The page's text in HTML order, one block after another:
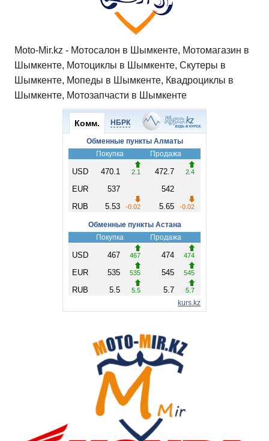
Moto-Mir.kz - Мотосалон в Шымкенте, Мотомагазин в
Шымкенте, Мотоциклы в Шымкенте, Скутеры в
Шымкенте, Мопеды в Шымкенте, Квадроциклы в
Шымкенте, Мотозапчасти в Шымкенте